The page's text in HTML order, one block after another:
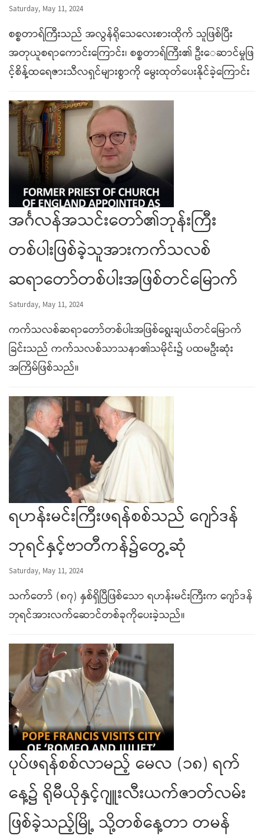
Saturday, May 11, 2024
စစ္စတာရ်ကြီးသည် အလွန်ရိုသေလေးစားထိုက် သူဖြစ်ပြီး
အတုယူ‌စရာကောင်းကြောင်း၊ စစ္စတာရ်ကြီး၏ ဦး‌‌ေဆာင်မှုဖြ
င့်စိန့်ထရေဇားသီလရှင်များစွာကို မွေးထုတ်ပေးနိုင်ခဲ့ကြောင်း
အင်္ဂလန်အသင်းတော်၏ဘုန်းကြီး
တစ်ပါးဖြစ်ခဲ့သူအားကက်သလစ်
ဆရာတော်တစ်ပါးအဖြစ်တင်မြောက်
Saturday, May 11, 2024
ကက်သလစ်ဆရာတော်တစ်ပါးအဖြစ်ရွေးချယ်တင်မြောက်
ခြင်းသည် ကက်သလစ်သာသနာ၏သမိုင်း၌ ပထမဦးဆုံး
အကြိမ်ဖြစ်သည်။
ရဟန်းမင်းကြီးဖရန်စစ်သည် ဂျော်ဒန်
ဘုရင်နှင့်ဗာတီကန်၌တွေ့ဆုံ
Saturday, May 11, 2024
သက်တော် (၈၇) နှစ်ရှိပြီဖြစ်သော ရဟန်းမင်းကြီးက ဂျော်ဒန်
ဘုရင်အားလက်ဆောင်တစ်ခုကိုပေးခဲ့သည်။
ပုပ်ဖရန်စစ်လာမည့် မေလ (၁၈) ရက်
နေ့၌ ရိုမီယိုနှင့်ဂျူးလီးယက်ဇာတ်လမ်း
ဖြစ်ခဲ့သည့်မြို့ သို့တစ်နေ့တာ တမန်